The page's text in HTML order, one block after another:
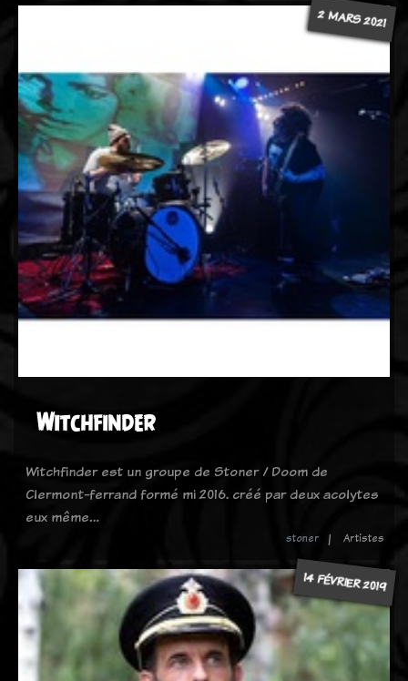
2 MARS 2021
Witchfinder
Witchfinder est un groupe de Stoner / Doom de
Clermont-ferrand formé mi 2016. créé par deux acolytes
eux même…
stoner Artistes
14 FÉVRIER 2019